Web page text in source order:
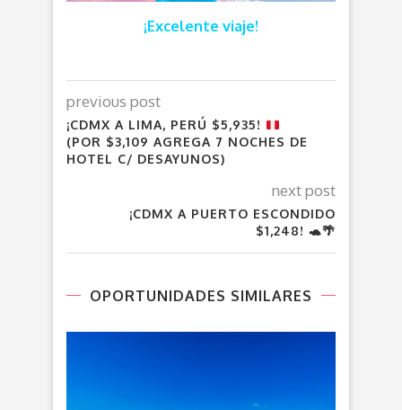
¡Excelente viaje!
previous post
¡CDMX A LIMA, PERÚ $5,935!
(POR $3,109 AGREGA 7 NOCHES DE
HOTEL C/ DESAYUNOS)
next post
¡CDMX A PUERTO ESCONDIDO
$1,248! 🐢🌴
OPORTUNIDADES SIMILARES